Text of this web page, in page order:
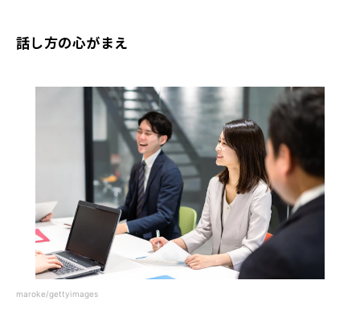
話し方の心がまえ
maroke/gettyimages